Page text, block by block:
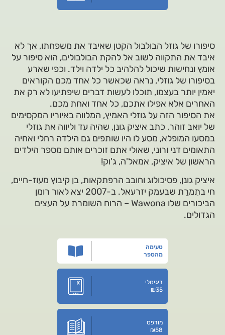
סיפורו של גוזל הבולבול הקטן שאיבד את משפחתו, אך לא
איבד את התקווה לשוב אל להקת הבולבולים, הוא סיפור על
אומץ ונחישות שיכול להלהיב כל ילדה וילד. וכפי שארע
בסיפורו של גוזלי, נראה שכאשר כל אחד מכם הקוראים
יאמין יותר בעצמו, תוכלו לעשות דברים שיפתיעו לא רק את
האחרים אלא אפילו אתכם, כל אחד ואחת מכם.
את הסיפור הזה על גוזלי האמיץ, המלווה באיוריו המקסימים
של יואב זוהר, כתב איציק גונן, שהיה עד וליווה את גוזלי
במסעו המופלא, מסע לו היו שותפים גם הילדה רחלי ואחיה
התאומים דני ורוני, שאולי אתם זוכרים אותם מספר הילדים
הראשון של איציק, אמאל'ה, ג'וק!
איציק גונן, פסיכולוג וחובב הרפתקאות, בן קיבוץ מעוז-חיים,
חי בתִמרַת שבעמק יזרעאל. ב-2007 יצא לאור רומן
הביכורים שלו Wawona – הרוח השומרת על העצים
הגדולים.
טעימה
מהספר
דיגיטלי
₪35
מודפס
₪58